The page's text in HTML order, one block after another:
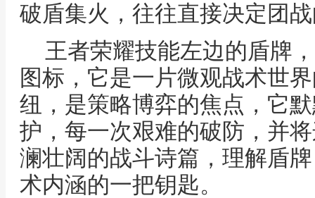
破盾集火，往往直接决定团
王者荣耀技能左边的盾牌
图标，它是一片微观战术世
纽，是策略博弈的焦点，它
护，每一次艰难的破防，并
澜壮阔的战斗诗篇，理解盾
术内涵的一把钥匙。